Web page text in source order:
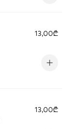
13,00₾
13,00₾